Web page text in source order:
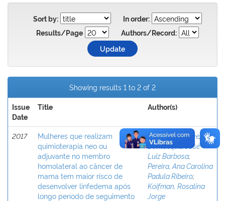
Sort by:
In order:
Results/Page
Authors/Record:
Showing results 1 to 2 of 2
Issue
Date
Title Author(s)
2017
Mulheres que realizam
quimioterapia neo ou
adjuvante no membro
homolateral ao câncer de
mama tem maior risco de
desenvolver linfedema após
longo período de seguimento
Bergmann, Anke;
Bevilacqua, José
Luiz Barbosa;
Pereira, Ana Carolina
Padula Ribeiro;
Koifman, Rosalina
Jorge